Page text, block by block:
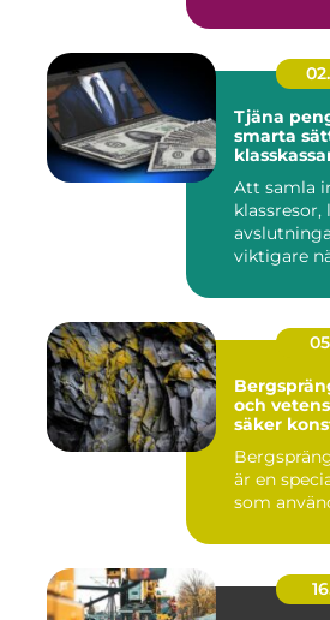
Tjäna
smarta
Att samla
klassresor,
viktigare
och
säker
är en
som